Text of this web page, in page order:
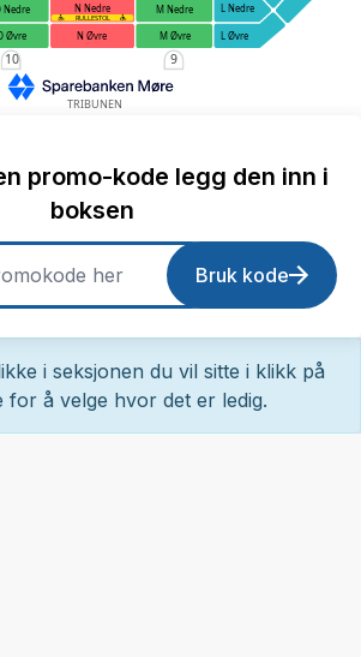
9
10
RULLESTOL
TRIBUNEN
L Øvre
L Nedre
N Øvre
N Nedre
M Øvre
M Nedre
Øvre
Nedre
promo-kode legg den inn i
boksen
Bruk kode
i seksjonen du vil sitte i klikk på
for å velge hvor det er ledig.